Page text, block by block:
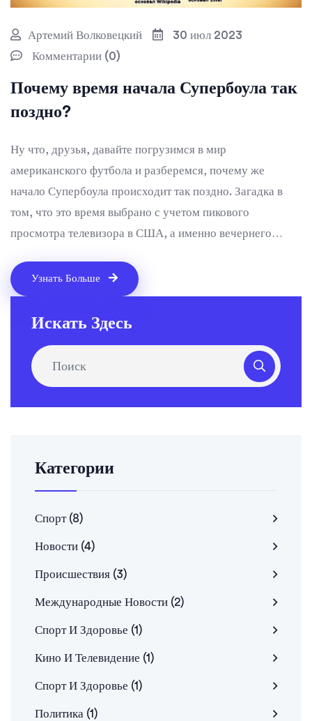
Артемий Волковецкий
30 июл 2023
Комментарии (0)
Почему время начала Супербоула так
поздно?
Ну что, друзья, давайте погрузимся в мир
американского футбола и разберемся, почему же
начало Супербоула происходит так поздно. Загадка в
том, что это время выбрано с учетом пикового
просмотра телевизора в США, а именно вечернего
между штатами, так что ни у кого не возникает желания
пропустить это зрелище, пока они, например, трудятся
на работе. И, конечно, это дает возможность всем
друзьями. Так что, несмотря на поздний час, Супербоул
стоит того, чтобы проснуться в России посреди ночи!
Узнать Больше
Искать Здесь
Категории
Спорт (8)
Новости (4)
Происшествия (3)
Международные Новости (2)
Спорт И Здоровье (1)
Кино И Телевидение (1)
Спорт И Здоровье (1)
Политика (1)